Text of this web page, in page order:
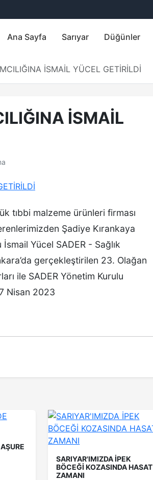
Ana Sayfa Sarıyar Düğünler
İSMAİL YÜCEL GETİRİLDİ
İSMAİL
tıbbi malzeme ürünleri firması
Şadiye Kırankaya
Yücel SADER - Sağlık
gerçekleştirilen 23. Olağan
ile SADER Yönetim Kurulu
Nisan 2023
SARIYAR'IMIZDA İPEK
BÖCEĞİ KOZASINDA HASAT
ZAMANI